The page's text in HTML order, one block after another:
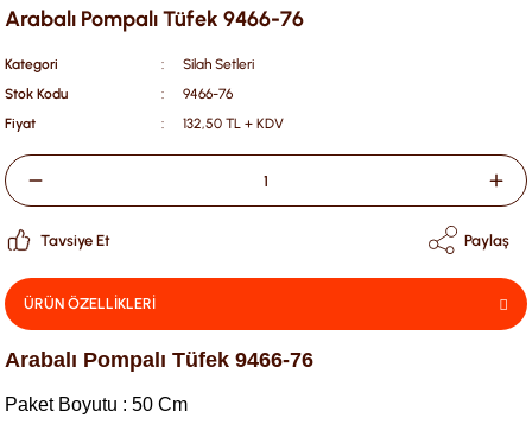
Arabalı Pompalı Tüfek 9466-76
Kategori
Silah Setleri
Stok Kodu
9466-76
Fiyat
132,50 TL + KDV
Tavsiye Et Paylaş
ÜRÜN ÖZELLİKLERİ
Arabalı Pompalı Tüfek 9466-76
Paket Boyutu : 50 Cm